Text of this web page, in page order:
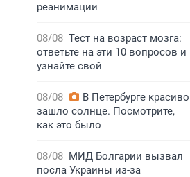
реанимации
08/08 Тест на возраст мозга:
ответьте на эти 10 вопросов и
узнайте свой
08/08
В Петербурге красиво
зашло солнце. Посмотрите,
как это было
08/08 МИД Болгарии вызвал
посла Украины из-за